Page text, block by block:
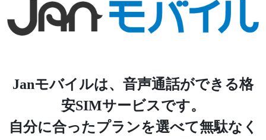
Janモバイルは、音声通話ができる格
安SIMサービスです。
自分に合ったプランを選べて無駄なく